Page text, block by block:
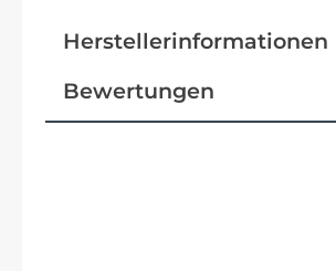
SKS A55K 55mm black matt
Herstellerinformationen
Bewertungen